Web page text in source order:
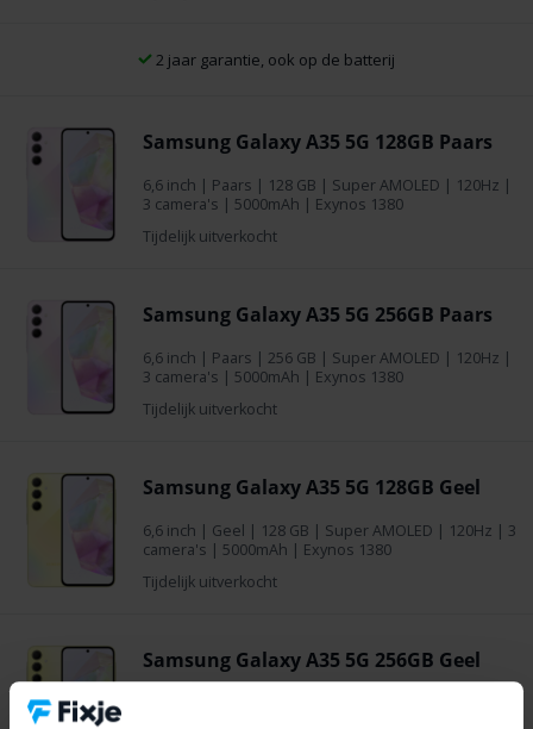
Samsung Galaxy A35 5G 128GB Paars
6,6 inch | Paars | 128 GB | Super AMOLED | 120Hz |
3 camera's | 5000mAh | Exynos 1380
Tijdelijk uitverkocht
Samsung Galaxy A35 5G 256GB Paars
6,6 inch | Paars | 256 GB | Super AMOLED | 120Hz |
3 camera's | 5000mAh | Exynos 1380
Tijdelijk uitverkocht
2 jaar garantie, ook op de batterij
Samsung Galaxy A35 5G 128GB Geel
6,6 inch | Geel | 128 GB | Super AMOLED | 120Hz | 3
camera's | 5000mAh | Exynos 1380
Tijdelijk uitverkocht
Samsung Galaxy A35 5G 256GB Geel